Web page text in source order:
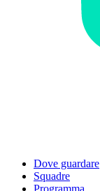
Dove guardare
Squadre
Programma